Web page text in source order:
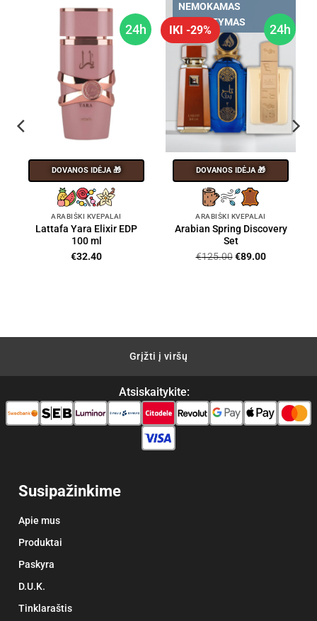
24h
DOVANOS IDĖJA 🎁
ARABIŠKI KVEPALAI
Lattafa Yara Elixir EDP
100 ml
€32.40
24h
IKI -29%
NEMOKAMAS
PRISTATYMAS
DOVANOS IDĖJA 🎁
ARABIŠKI KVEPALAI
Arabian Spring Discovery
Set
€125.00 Original
€89.00Current
Grįžti į viršų
Atsiskaitykite:
Susipažinkime
Apie mus
Produktai
Paskyra
D.U.K.
Tinklaraštis